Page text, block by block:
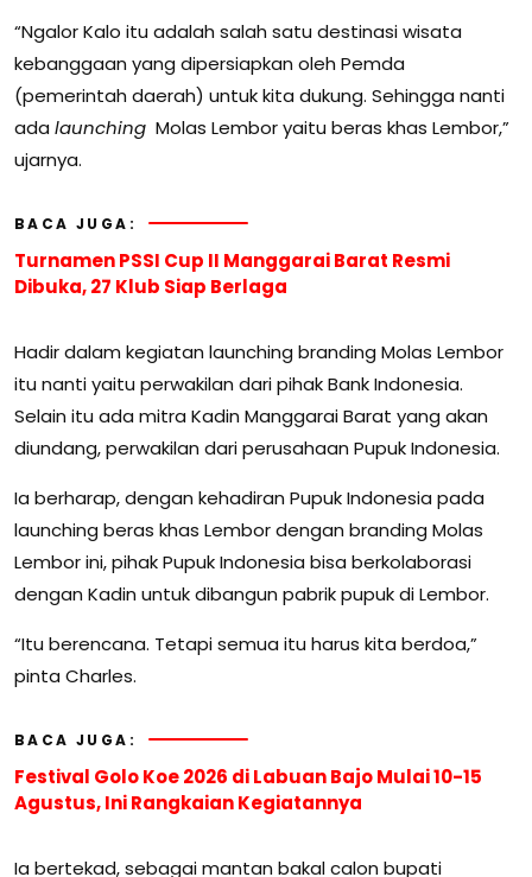
“Ngalor Kalo itu adalah salah satu destinasi wisata
kebanggaan yang dipersiapkan oleh Pemda
(pemerintah daerah) untuk kita dukung. Sehingga nanti
ada launching Molas Lembor yaitu beras khas Lembor,”
ujarnya.
BACA JUGA:
Turnamen PSSI Cup II Manggarai Barat Resmi
Dibuka, 27 Klub Siap Berlaga
Hadir dalam kegiatan launching branding Molas Lembor
itu nanti yaitu perwakilan dari pihak Bank Indonesia.
Selain itu ada mitra Kadin Manggarai Barat yang akan
diundang, perwakilan dari perusahaan Pupuk Indonesia.
Ia berharap, dengan kehadiran Pupuk Indonesia pada
launching beras khas Lembor dengan branding Molas
Lembor ini, pihak Pupuk Indonesia bisa berkolaborasi
dengan Kadin untuk dibangun pabrik pupuk di Lembor.
“Itu berencana. Tetapi semua itu harus kita berdoa,”
pinta Charles.
BACA JUGA:
Festival Golo Koe 2026 di Labuan Bajo Mulai 10-15
Agustus, Ini Rangkaian Kegiatannya
Ia bertekad, sebagai mantan bakal calon bupati